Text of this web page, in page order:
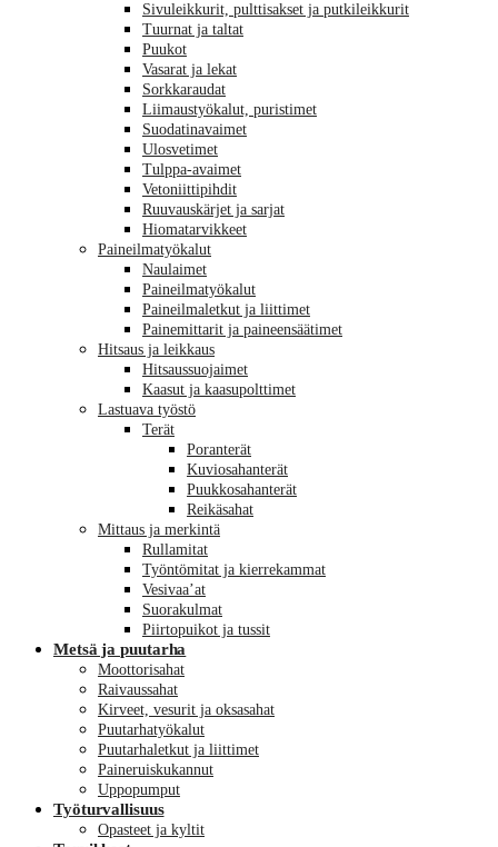
Sivuleikkurit, pulttisakset ja putkileikkurit
Tuurnat ja taltat
Puukot
Vasarat ja lekat
Sorkkaraudat
Liimaustyökalut, puristimet
Suodatinavaimet
Ulosvetimet
Tulppa-avaimet
Vetoniittipihdit
Ruuvauskärjet ja sarjat
Hiomatarvikkeet
Paineilmatyökalut
Naulaimet
Paineilmatyökalut
Paineilmaletkut ja liittimet
Painemittarit ja paineensäätimet
Hitsaus ja leikkaus
Hitsaussuojaimet
Kaasut ja kaasupolttimet
Lastuava työstö
Terät
Poranterät
Kuviosahanterät
Puukkosahanterät
Reikäsahat
Mittaus ja merkintä
Rullamitat
Työntömitat ja kierrekammat
Vesivaa’at
Suorakulmat
Piirtopuikot ja tussit
Metsä ja puutarha
Moottorisahat
Raivaussahat
Kirveet, vesurit ja oksasahat
Puutarhatyökalut
Puutarhaletkut ja liittimet
Paineruiskukannut
Uppopumput
Työturvallisuus
Opasteet ja kyltit